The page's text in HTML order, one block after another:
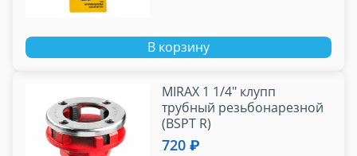
В корзину
MIRAX 1 1/4" клупп
трубный резьбонарезной
(BSPT R)
720 ₽